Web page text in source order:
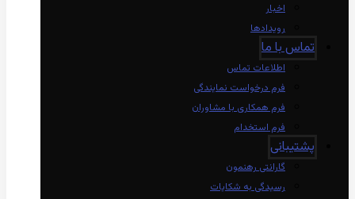
اخبار
رویدادها
تماس با ما
اطلاعات تماس
فرم درخواست نمایندگی
فرم همکاری با مشاوران
فرم استخدام
پشتیبانی
گارانتی رهنمون
رسیدگی به شکایات